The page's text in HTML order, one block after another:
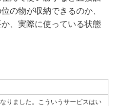
の物が収納できるのか、
、実際に使っている状態
りました。こういうサービスはい